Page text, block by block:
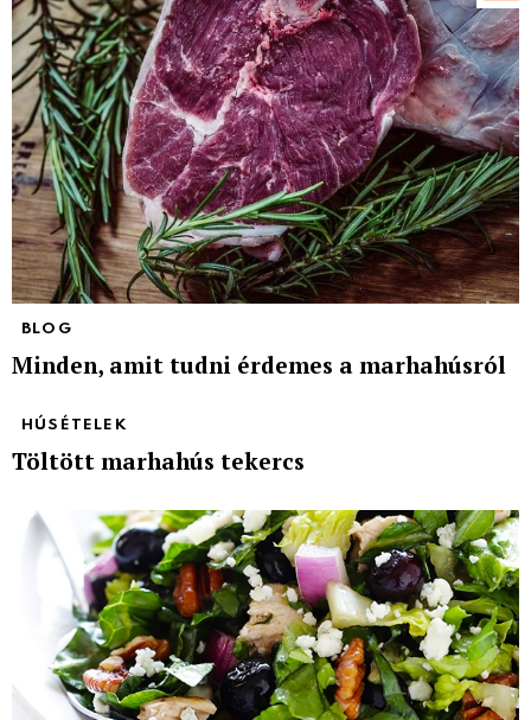
BLOG
Minden, amit tudni érdemes a marhahúsról
HÚSÉTELEK
Töltött marhahús tekercs